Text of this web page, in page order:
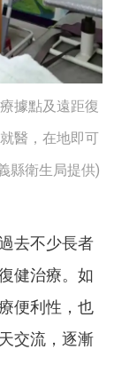
據點及遠距復
醫，在地即可
縣衛生局提供)
去不少長者
健治療。如
便利性，也
交流，逐漸